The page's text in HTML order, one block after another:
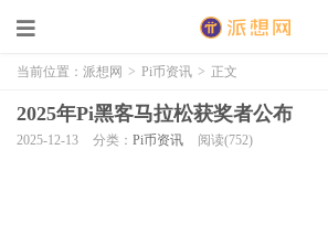
当前位置： 派想网 > Pi币资讯 > 正文
2025年Pi黑客马拉松获奖者公布
2025-12-13 分类： Pi币资讯 阅读(752)